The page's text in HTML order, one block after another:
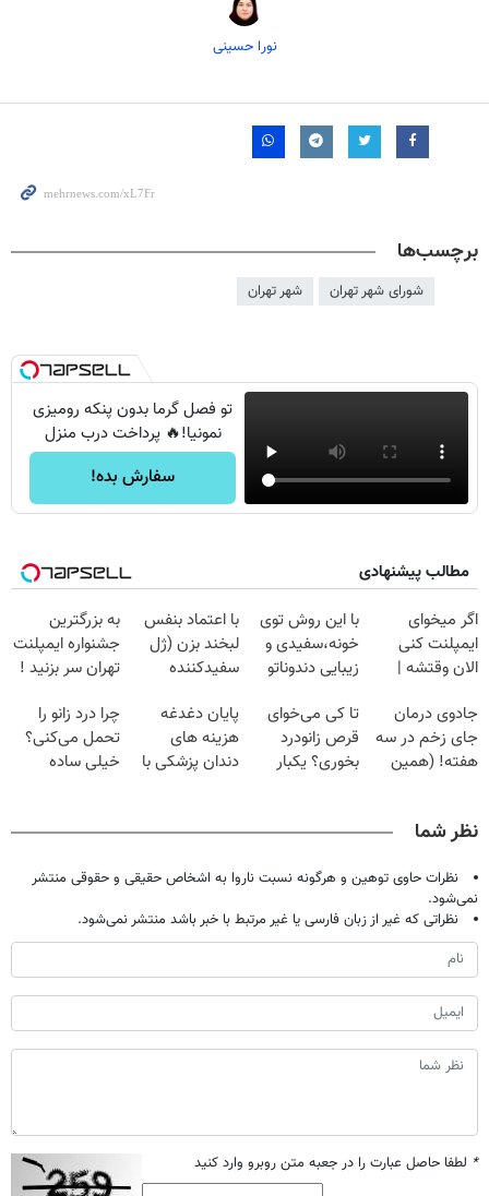
نورا حسینی
برچسب‌ها
شورای شهر تهران شهر تهران
تو فصل گرما بدون پنکه رومیزی
نمونیا!🔥 پرداخت درب منزل
سفارش بده!
مطالب پیشنهادی
اگر میخوای
ایمپلنت کنی
الان وقتشه |
میلیون تومان!!!
با این روش توی
خونه،سفیدی و
زیبایی دندوناتو
(40%off)
با اعتماد بنفس
لبخند بزن (ژل
سفیدکننده
به بزرگترین
جشنواره ایمپلنت
تهران سر بزنید !
میلیون !
جادوی درمان
جای زخم در سه
هفته! (همین
تا کی می‌خوای
قرص زانودرد
بخوری؟ یکبار
پایان دغدغه
هزینه های
دندان پزشکی با
چرا درد زانو را
تحمل می‌کنی؟
خیلی ساده
نظر شما
نظرات حاوی توهین و هرگونه نسبت ناروا به اشخاص حقیقی و حقوقی منتشر
نمی‌شود.
نظراتی که غیر از زبان فارسی یا غیر مرتبط با خبر باشد منتشر نمی‌شود.
* لطفا حاصل عبارت را در جعبه متن روبرو وارد کنید